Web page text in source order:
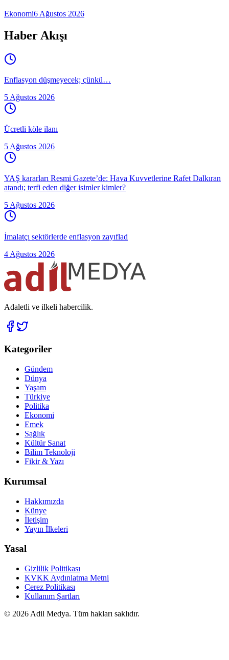
Ekonomi6 Ağustos 2026
Haber Akışı
Enflasyon düşmeyecek; çünkü…
5 Ağustos 2026
Ücretli köle ilanı
5 Ağustos 2026
YAŞ kararları Resmi Gazete’de: Hava Kuvvetlerine Rafet Dalkıran
atandı; terfi eden diğer isimler kimler?
5 Ağustos 2026
İmalatçı sektörlerde enflasyon zayıflad
4 Ağustos 2026
Adaletli ve ilkeli habercilik.
Kategoriler
Gündem
Dünya
Yaşam
Türkiye
Politika
Ekonomi
Emek
Sağlık
Kültür Sanat
Bilim Teknoloji
Fikir & Yazı
Kurumsal
Hakkımızda
Künye
İletişim
Yayın İlkeleri
Yasal
Gizlilik Politikası
KVKK Aydınlatma Metni
Çerez Politikası
Kullanım Şartları
© 2026 Adil Medya. Tüm hakları saklıdır.